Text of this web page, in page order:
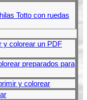
Totto con ruedas
y colorear un PDF
preparados para
y colorear